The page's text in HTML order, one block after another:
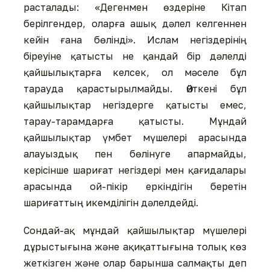
расталады: «Дегенмен өздеріне Кітап
берілгендер, оларға ашық дәлел келгеннен
кейін ғана бөлінді». Ислам негіздерінің
біреуіне қатысты не қандай бір дәлелді
қайшылықтарға келсек, ол мәселе бұл
тарауда қарастырылмайды. Өйткені бұл
қайшылықтар негіздерге қатысты емес,
тарау-тарамдарға қатысты. Мұндай
қайшылықтар үмбет мүшелері арасында
алауыздық пен бөлінуге апармайды,
керісінше шариғат негіздері мен қағидалары
арасында ой-пікір еркіндігін беретін
шариғаттың икемділігін дәлелдейді.
Сондай-ақ мұндай қайшылықтар мүшелері
дұрыстығына және ақиқаттығына толық көз
жеткізген және олар барынша салмақты деп